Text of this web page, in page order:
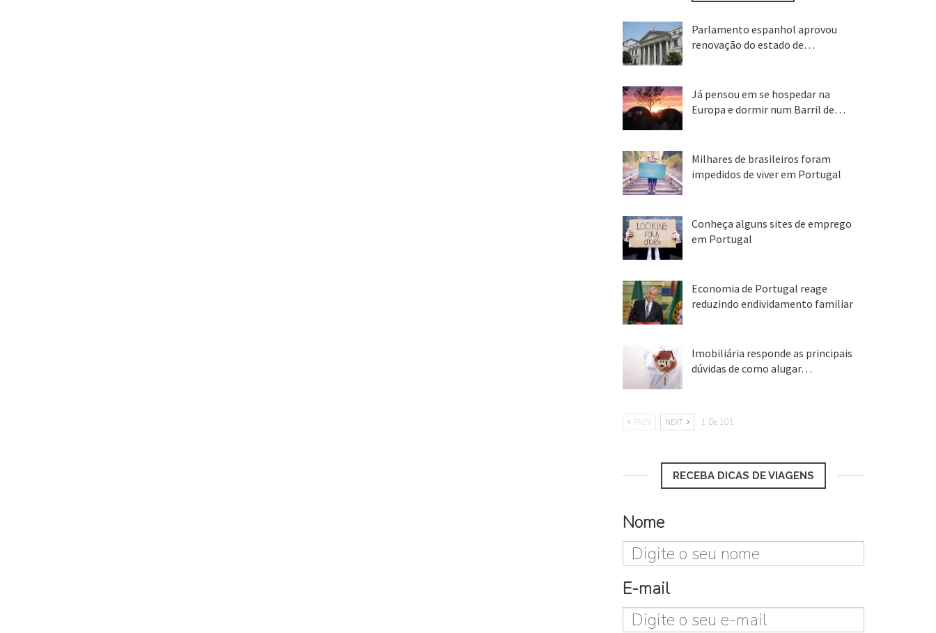
Parlamento espanhol aprovou
renovação do estado de…
Já pensou em se hospedar na
Europa e dormir num Barril de…
Milhares de brasileiros foram
impedidos de viver em Portugal
Conheça alguns sites de emprego
em Portugal
Economia de Portugal reage
reduzindo endividamento familiar
Imobiliária responde as principais
dúvidas de como alugar…
PREV NEXT 1 De 101
RECEBA DICAS DE VIAGENS
Nome
E-mail